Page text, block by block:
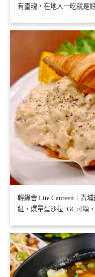
有靈魂，在地人一吃就是
輕綠舍 Lite Canteen｜青
紅，爆量蛋沙拉+GC可頌